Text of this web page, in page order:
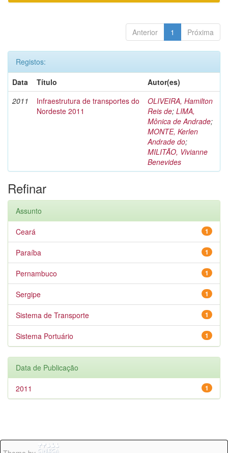
Anterior 1 Próxima
Registos:
Data
Título
Autor(es)
2011
Infraestrutura de transportes do
Nordeste 2011
OLIVEIRA, Hamilton
Reis de; LIMA,
Mônica de Andrade;
MONTE, Kerlen
Andrade do;
MILITÃO, Vivianne
Benevides
Refinar
Assunto
1
Ceará
1
Paraíba
1
Pernambuco
1
Sergipe
1
Sistema de Transporte
1
Sistema Portuário
Data de Publicação
1
2011